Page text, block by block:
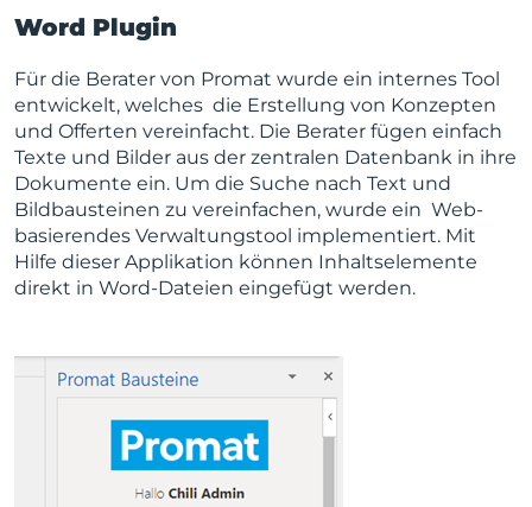
Word Plugin
Für die Berater von Promat wurde ein internes Tool
entwickelt, welches die Erstellung von Konzepten
und Offerten vereinfacht. Die Berater fügen einfach
Texte und Bilder aus der zentralen Datenbank in ihre
Dokumente ein. Um die Suche nach Text und
Bildbausteinen zu vereinfachen, wurde ein Web-
basierendes Verwaltungstool implementiert. Mit
Hilfe dieser Applikation können Inhaltselemente
direkt in Word-Dateien eingefügt werden.